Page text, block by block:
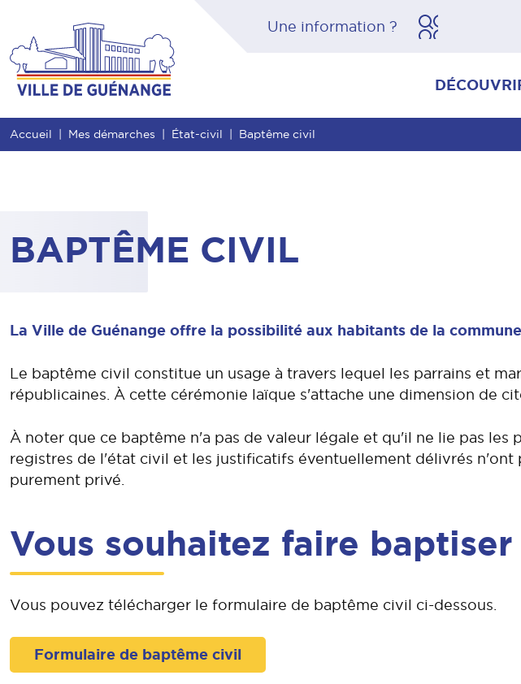
Entête de page Menu principal Recherche Pied de page
Accueil Mes démarches État-civil Baptême civil
BAPTÊME CIVIL
La Ville de Guénange offre la possibilité aux habitants de la
Le baptême civil constitue un usage à travers lequel les parrains et
républicaines. À cette cérémonie laïque s'attache une dimension de
À noter que ce baptême n'a pas de valeur légale et qu'il ne lie pas
registres de l'état civil et les justificatifs éventuellement délivrés
purement privé.
Vous souhaitez faire
Vous pouvez télécharger le formulaire de baptême civil ci-dessous.
Formulaire de baptême civil